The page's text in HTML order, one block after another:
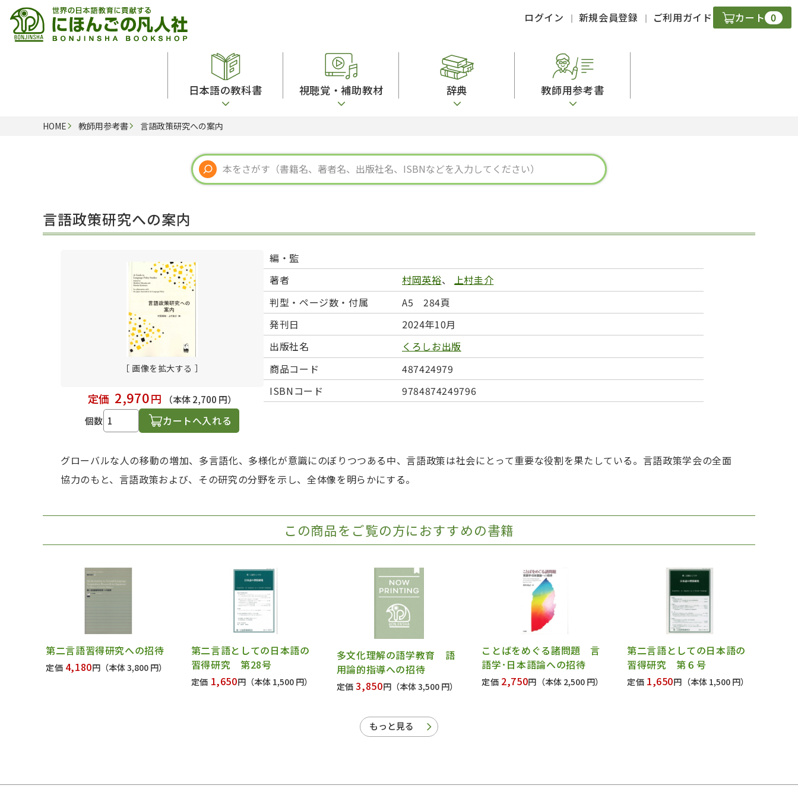
ログイン 新規会員登録 ご利用ガイド カート 0
日本語の教科書
留学生向け専門分野
子ども向け
文法
発音・聴解
作文
練習問題
日本語能力試験対策
日本留学試験対策
日本語学習関連副読本
定期刊行物
視聴覚・補助教材
カード・ゲーム・絵教材
絵本・子ども向け補助 図表
辞典
スペイン語辞典
中国語辞典
ドイツ語辞典
ポルトガル語辞典
ロシア語辞典
語学・文法辞典
表現・用字用語辞典 比較文化辞典
教師用参考書
語彙・意味
文章・談話・表現
表記
言語学
多言語社会・言語政策
言語の諸相
アカデミック・スキル
HOME 教師用参考書 言語政策研究への案内
言語政策研究への案内
［ 画像を拡大する ］
定価 2,970円
（本体 2,700 円）
個数
カートへ入れる
編・監
著者
村岡英裕、
上村圭介
判型・ページ数・付属
A5 284頁
発刊日
2024年10月
出版社名
くろしお出版
商品コード
487424979
ISBNコード
9784874249796
グローバルな人の移動の増加、多言語化、多様化が意識にのぼりつつある中、言語政策は社会にとって重要な役割を果たしている。言語政策学会の全面
協力のもと、言語政策および、その研究の分野を示し、全体像を明らかにする。
この商品をご覧の方におすすめの書籍
第二言語習得研究への招待
定価 4,180円 （本体 3,800 円）
第二言語としての日本語の
習得研究 第28号
定価 1,650円 （本体 1,500 円）
多文化理解の語学教育 語
用論的指導への招待
定価3,850円 （本体 3,500 円）
ことばをめぐる諸問題 言
語学･日本語論への招待
定価 2,750円 （本体 2,500 円）
第二言語としての日本語の
習得研究 第６号
定価 1,650円 （本体 1,500 円）
もっと見る